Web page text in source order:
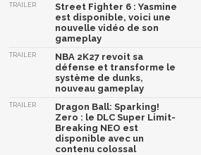
TRAILER
Street Fighter 6 : Yasmine
est disponible, voici une
nouvelle vidéo de son
gameplay
TRAILER
NBA 2K27 revoit sa
défense et transforme le
système de dunks,
nouveau gameplay
TRAILER
Dragon Ball: Sparking!
Zero : le DLC Super Limit-
Breaking NEO est
disponible avec un
contenu colossal